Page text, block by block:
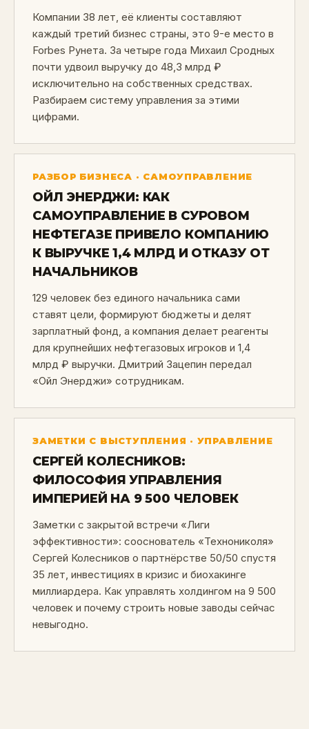
Компании 38 лет, её клиенты составляют
каждый третий бизнес страны, это 9-е место в
Forbes Рунета. За четыре года Михаил Сродных
почти удвоил выручку до 48,3 млрд ₽
исключительно на собственных средствах.
Разбираем систему управления за этими
цифрами.
РАЗБОР БИЗНЕСА · САМОУПРАВЛЕНИЕ
ОЙЛ ЭНЕРДЖИ: КАК
САМОУПРАВЛЕНИЕ В СУРОВОМ
НЕФТЕГАЗЕ ПРИВЕЛО КОМПАНИЮ
К ВЫРУЧКЕ 1,4 МЛРД И ОТКАЗУ ОТ
НАЧАЛЬНИКОВ
129 человек без единого начальника сами
ставят цели, формируют бюджеты и делят
зарплатный фонд, а компания делает реагенты
для крупнейших нефтегазовых игроков и 1,4
млрд ₽ выручки. Дмитрий Зацепин передал
«Ойл Энерджи» сотрудникам.
ЗАМЕТКИ С ВЫСТУПЛЕНИЯ · УПРАВЛЕНИЕ
СЕРГЕЙ КОЛЕСНИКОВ:
ФИЛОСОФИЯ УПРАВЛЕНИЯ
ИМПЕРИЕЙ НА 9 500 ЧЕЛОВЕК
Заметки с закрытой встречи «Лиги
эффективности»: сооснователь «Технониколя»
Сергей Колесников о партнёрстве 50/50 спустя
35 лет, инвестициях в кризис и биохакинге
миллиардера. Как управлять холдингом на 9 500
человек и почему строить новые заводы сейчас
невыгодно.